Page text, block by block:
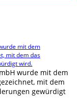
wurde mit dem
mit dem
gewürdigt